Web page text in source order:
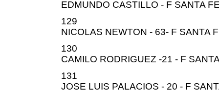
EDMUNDO CASTILLO - F SANTA
129
NICOLAS NEWTON - 63- F SANTA
130
CAMILO RODRIGUEZ -21 - F
131
JOSE LUIS PALACIOS - 20 - F